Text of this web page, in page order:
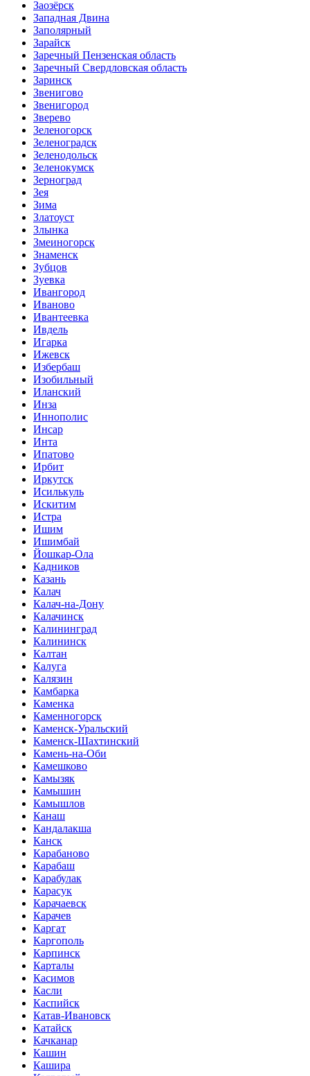
Заозёрск
Западная Двина
Заполярный
Зарайск
Заречный Пензенская область
Заречный Свердловская область
Заринск
Звенигово
Звенигород
Зверево
Зеленогорск
Зеленоградск
Зеленодольск
Зеленокумск
Зерноград
Зея
Зима
Златоуст
Злынка
Змеиногорск
Знаменск
Зубцов
Зуевка
Ивангород
Иваново
Ивантеевка
Ивдель
Игарка
Ижевск
Избербаш
Изобильный
Иланский
Инза
Иннополис
Инсар
Инта
Ипатово
Ирбит
Иркутск
Исилькуль
Искитим
Истра
Ишим
Ишимбай
Йошкар-Ола
Кадников
Казань
Калач
Калач-на-Дону
Калачинск
Калининград
Калининск
Калтан
Калуга
Калязин
Камбарка
Каменка
Каменногорск
Каменск-Уральский
Каменск-Шахтинский
Камень-на-Оби
Камешково
Камызяк
Камышин
Камышлов
Канаш
Кандалакша
Канск
Карабаново
Карабаш
Карабулак
Карасук
Карачаевск
Карачев
Каргат
Каргополь
Карпинск
Карталы
Касимов
Касли
Каспийск
Катав-Ивановск
Катайск
Качканар
Кашин
Кашира